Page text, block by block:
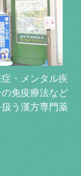
・メンタル疾
免疫療法など
う漢方専門薬